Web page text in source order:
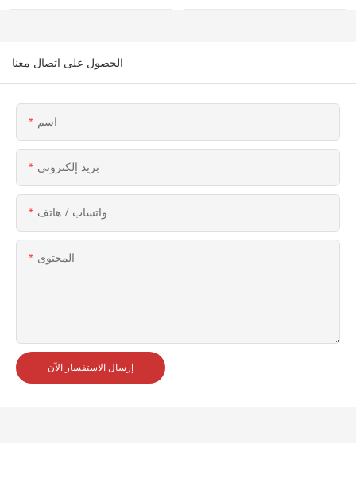
الحصول على اتصال معنا
اسم
بريد إلكتروني
واتساب / هاتف
المحتوى
إرسال الاستفسار الآن